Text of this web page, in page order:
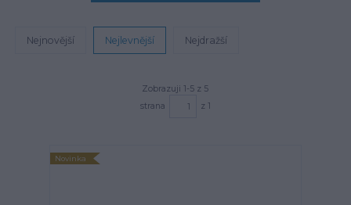
Nejnovější Nejlevnější Nejdražší
Zobrazuji 1-5 z 5
strana
z 1
Novinka